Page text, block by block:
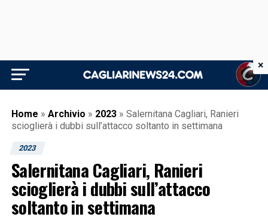
Home » Archivio » 2023 » Salernitana Cagliari, Ranieri
scioglierà i dubbi sull’attacco soltanto in settimana
2023
Salernitana Cagliari, Ranieri
scioglierà i dubbi sull’attacco
soltanto in settimana
×